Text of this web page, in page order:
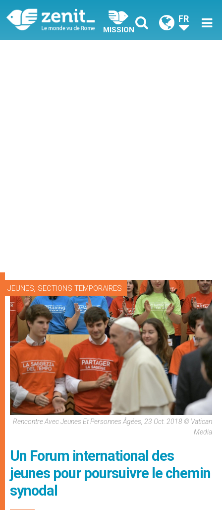
MISSION
FR
JEUNES, SECTIONS TEMPORAIRES
Rencontre Avec Jeunes Et Personnes Âgées, 23 Oct. 2018 © Vatican
Media
Un Forum international des
jeunes pour poursuivre le chemin
synodal